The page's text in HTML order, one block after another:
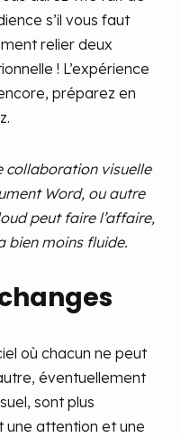
s’il vous faut
relier deux
! L’expérience
préparez en
collaboration visuelle
Word, ou autre
peut faire l’affaire,
bien moins fluide.
où chacun ne peut
éventuellement
sont plus
une attention et une